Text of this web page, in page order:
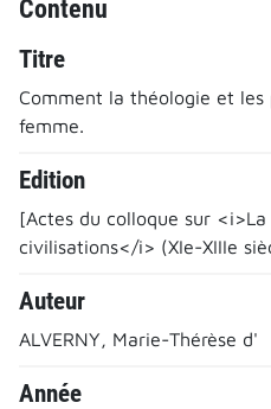
Contenu
Titre
Comment la théologie et les
femme.
Edition
[Actes du colloque sur
civilisations</i> (XIe-XIIIe
Auteur
ALVERNY, Marie-Thérèse d'
Année